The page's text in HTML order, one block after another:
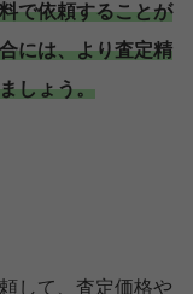
で依頼することが
には、より査定精
しょう。
して、査定価格や